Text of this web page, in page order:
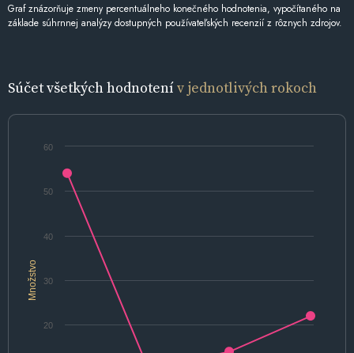
Graf znázorňuje zmeny percentuálneho konečného hodnotenia, vypočítaného na
základe súhrnnej analýzy dostupných používateľských recenzií z rôznych zdrojov.
Súčet všetkých hodnotenív jednotlivých rokoch
Množstvo
20
30
40
50
60